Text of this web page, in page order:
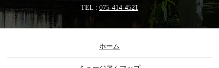
TEL : 075-414-4521
ホーム